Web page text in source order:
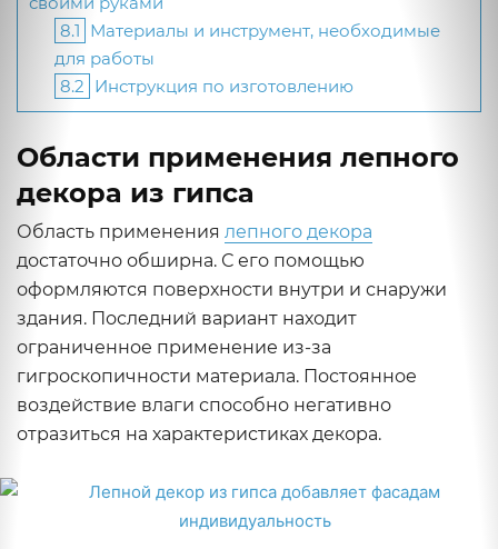
8.1 Материалы и инструмент, необходимые
для работы
8.2 Инструкция по изготовлению
Области применения лепного
декора из гипса
Область применения лепного декора
достаточно обширна. С его помощью
оформляются поверхности внутри и снаружи
здания. Последний вариант находит
ограниченное применение из-за
гигроскопичности материала. Постоянное
воздействие влаги способно негативно
отразиться на характеристиках декора.